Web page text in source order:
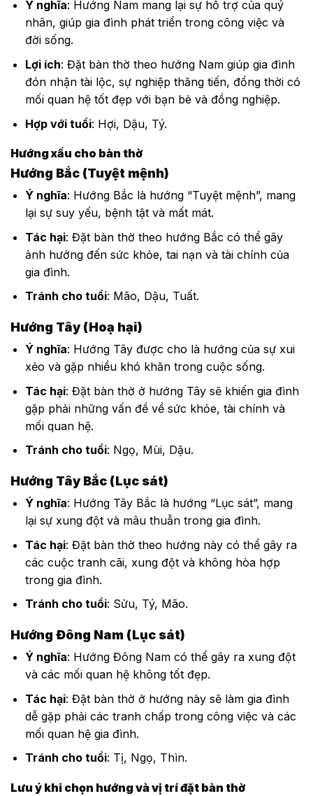
Ý nghĩa: Hướng Nam mang lại sự hỗ trợ của quý
nhân, giúp gia đình phát triển trong công việc và
đời sống.
Lợi ích: Đặt bàn thờ theo hướng Nam giúp gia đình
đón nhận tài lộc, sự nghiệp thăng tiến, đồng thời có
mối quan hệ tốt đẹp với bạn bè và đồng nghiệp.
Hợp với tuổi: Hợi, Dậu, Tý.
Hướng xấu cho bàn thờ
Hướng Bắc (Tuyệt mệnh)
Ý nghĩa: Hướng Bắc là hướng “Tuyệt mệnh”, mang
lại sự suy yếu, bệnh tật và mất mát.
Tác hại: Đặt bàn thờ theo hướng Bắc có thể gây
ảnh hưởng đến sức khỏe, tai nạn và tài chính của
gia đình.
Tránh cho tuổi: Mão, Dậu, Tuất.
Hướng Tây (Hoạ hại)
Ý nghĩa: Hướng Tây được cho là hướng của sự xui
xẻo và gặp nhiều khó khăn trong cuộc sống.
Tác hại: Đặt bàn thờ ở hướng Tây sẽ khiến gia đình
gặp phải những vấn đề về sức khỏe, tài chính và
mối quan hệ.
Tránh cho tuổi: Ngọ, Mùi, Dậu.
Hướng Tây Bắc (Lục sát)
Ý nghĩa: Hướng Tây Bắc là hướng “Lục sát”, mang
lại sự xung đột và mâu thuẫn trong gia đình.
Tác hại: Đặt bàn thờ theo hướng này có thể gây ra
các cuộc tranh cãi, xung đột và không hòa hợp
trong gia đình.
Tránh cho tuổi: Sửu, Tý, Mão.
Hướng Đông Nam (Lục sát)
Ý nghĩa: Hướng Đông Nam có thể gây ra xung đột
và các mối quan hệ không tốt đẹp.
Tác hại: Đặt bàn thờ ở hướng này sẽ làm gia đình
dễ gặp phải các tranh chấp trong công việc và các
mối quan hệ gia đình.
Tránh cho tuổi: Tị, Ngọ, Thìn.
Lưu ý khi chọn hướng và vị trí đặt bàn thờ